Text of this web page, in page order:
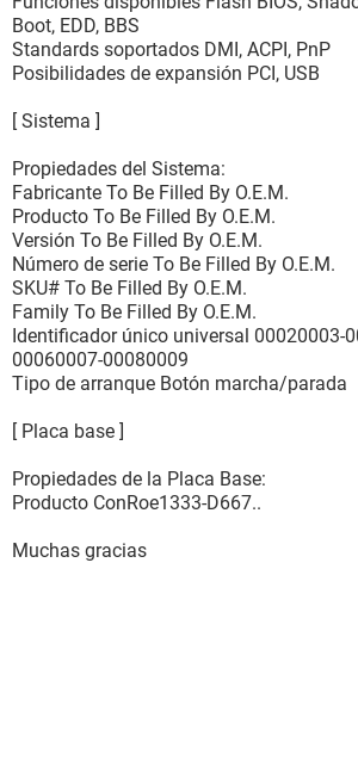
Boot, EDD, BBS
Standards soportados DMI, ACPI, PnP
Posibilidades de expansión PCI, USB
[ Sistema ]
Propiedades del Sistema:
Fabricante To Be Filled By O.E.M.
Producto To Be Filled By O.E.M.
Versión To Be Filled By O.E.M.
Número de serie To Be Filled By O.E.M.
SKU# To Be Filled By O.E.M.
Family To Be Filled By O.E.M.
Identificador único universal 00020003-
00060007-00080009
Tipo de arranque Botón marcha/parada
[ Placa base ]
Propiedades de la Placa Base:
Producto ConRoe1333-D667..
Muchas gracias